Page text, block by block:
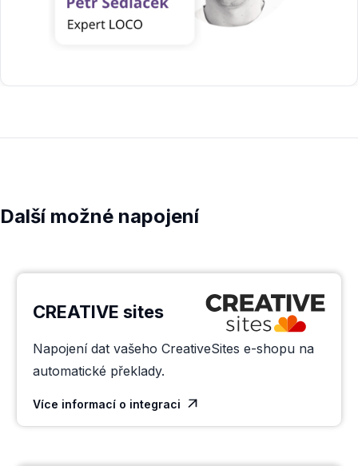
Další možné napojení
CREATIVE sites
Napojení dat vašeho CreativeSites e-shopu na
automatické překlady.
Více informací o integraci 